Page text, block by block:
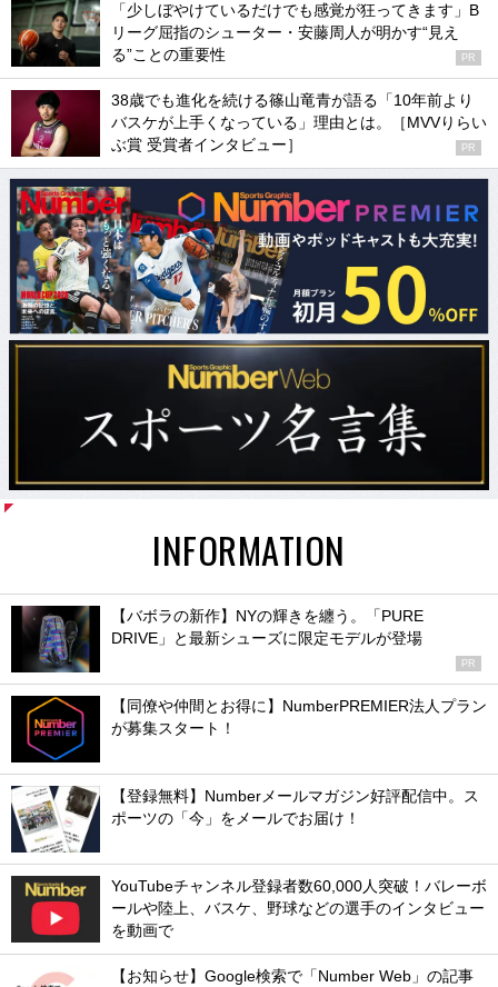
「少しぼやけているだけでも感覚が狂ってきます」B
リーグ屈指のシューター・安藤周人が明かす“見え
る”ことの重要性
PR
38歳でも進化を続ける篠山竜青が語る「10年前より
バスケが上手くなっている」理由とは。［MVVりらい
ぶ賞 受賞者インタビュー］
PR
INFORMATION
【バボラの新作】NYの輝きを纏う。「PURE
DRIVE」と最新シューズに限定モデルが登場
PR
【同僚や仲間とお得に】NumberPREMIER法人プラン
が募集スタート！
【登録無料】Numberメールマガジン好評配信中。ス
ポーツの「今」をメールでお届け！
YouTubeチャンネル登録者数60,000人突破！バレーボ
ールや陸上、バスケ、野球などの選手のインタビュー
を動画で
【お知らせ】Google検索で「Number Web」の記事